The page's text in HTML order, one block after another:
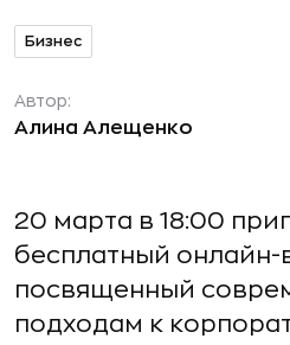
Бизнес
Автор:
Алина Алещенко
20 марта в 18:00
бесплатный онлайн-
посвященный
подходам к